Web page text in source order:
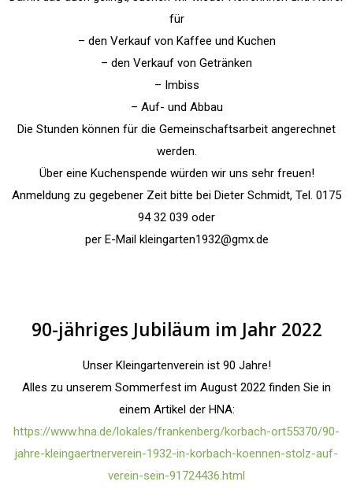
für
– den Verkauf von Kaffee und Kuchen
– den Verkauf von Getränken
– Imbiss
– Auf- und Abbau
Die Stunden können für die Gemeinschaftsarbeit angerechnet
werden.
Über eine Kuchenspende würden wir uns sehr freuen!
Anmeldung zu gegebener Zeit bitte bei Dieter Schmidt, Tel. 0175
94 32 039 oder
per E-Mail kleingarten1932@gmx.de
90-jähriges Jubiläum im Jahr 2022
Unser Kleingartenverein ist 90 Jahre!
Alles zu unserem Sommerfest im August 2022 finden Sie in
einem Artikel der HNA:
https://www.hna.de/lokales/frankenberg/korbach-ort55370/90-
jahre-kleingaertnerverein-1932-in-korbach-koennen-stolz-auf-
verein-sein-91724436.html